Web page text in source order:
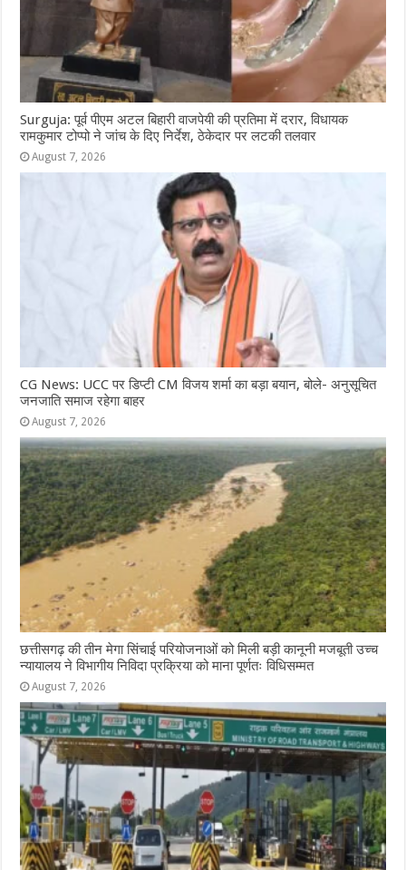
Surguja: पूर्व पीएम अटल बिहारी वाजपेयी की प्रतिमा में दरार, विधायक
रामकुमार टोप्पो ने जांच के दिए निर्देश, ठेकेदार पर लटकी तलवार
August 7, 2026
CG News: UCC पर डिप्टी CM विजय शर्मा का बड़ा बयान, बोले- अनुसूचित
जनजाति समाज रहेगा बाहर
August 7, 2026
छत्तीसगढ़ की तीन मेगा सिंचाई परियोजनाओं को मिली बड़ी कानूनी मजबूती उच्च
न्यायालय ने विभागीय निविदा प्रक्रिया को माना पूर्णतः विधिसम्मत
August 7, 2026